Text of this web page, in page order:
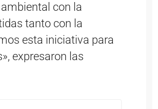
con la
tanto con la
esta iniciativa para
expresaron las